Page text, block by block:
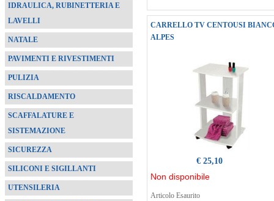
IDRAULICA, RUBINETTERIA E
LAVELLI
NATALE
PAVIMENTI E RIVESTIMENTI
PULIZIA
RISCALDAMENTO
SCAFFALATURE E
SISTEMAZIONE
SICUREZZA
SILICONI E SIGILLANTI
UTENSILERIA
CARRELLO TV CENTOUSI
ALPES
€ 25,10
Non disponibile
Articolo Esaurito